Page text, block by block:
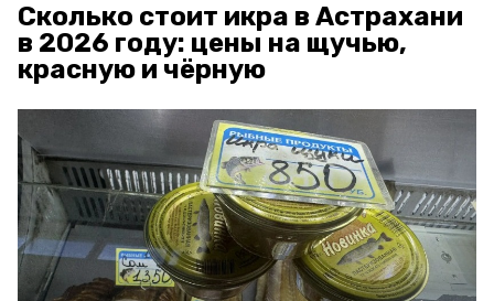
Сколько стоит икра в Астрахани
в 2026 году: цены на щучью,
красную и чёрную